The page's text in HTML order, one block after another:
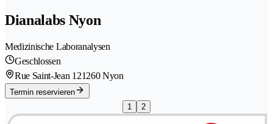
Dianalabs Nyon
Medizinische Laboranalysen
Geschlossen
Rue Saint-Jean 121260 Nyon
Termin reservieren
1
2